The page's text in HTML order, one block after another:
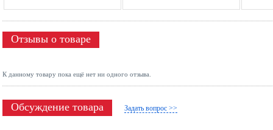
Отзывы о товаре
К данному товару пока ещё нет ни одного отзыва.
Обсуждение товара Задать вопрос >>